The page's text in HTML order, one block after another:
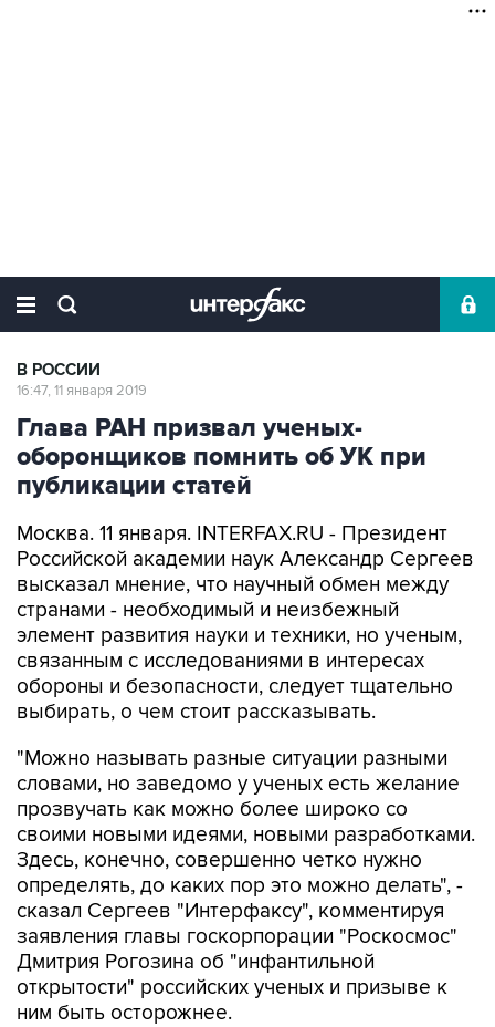
В РОССИИ
16:47, 11 января 2019
Глава РАН призвал ученых-
оборонщиков помнить об УК при
публикации статей
Москва. 11 января. INTERFAX.RU - Президент
Российской академии наук Александр Сергеев
высказал мнение, что научный обмен между
странами - необходимый и неизбежный
элемент развития науки и техники, но ученым,
связанным с исследованиями в интересах
обороны и безопасности, следует тщательно
выбирать, о чем стоит рассказывать.
"Можно называть разные ситуации разными
словами, но заведомо у ученых есть желание
прозвучать как можно более широко со
своими новыми идеями, новыми разработками.
Здесь, конечно, совершенно четко нужно
определять, до каких пор это можно делать", -
сказал Сергеев "Интерфаксу", комментируя
заявления главы госкорпорации "Роскосмос"
Дмитрия Рогозина об "инфантильной
открытости" российских ученых и призыве к
ним быть осторожнее.